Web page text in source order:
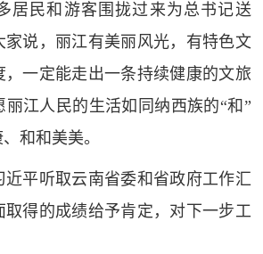
居民和游客围拢过来为总书记送
家说，丽江有美丽风光，有特色文
，一定能走出一条持续健康的文旅
江人民的生活如同纳西族的“和”
和和美美。
近平听取云南省委和省政府工作汇
取得的成绩给予肯定，对下一步工